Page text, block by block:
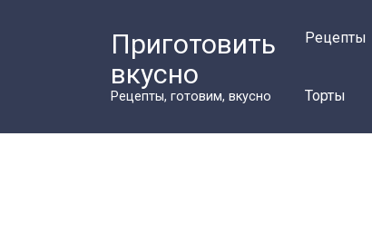
Приготовить
вкусно
Рецепты, готовим, вкусно
Рецепты
Торты